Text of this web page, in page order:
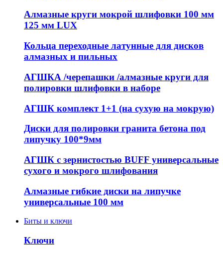
Алмазные круги мокрой шлифовки 100 мм
125 мм LUX
Кольца переходные латунные для дисков
алмазных и пильных
АГШКА /черепашки /алмазные круги для
полировки шлифовки в наборе
АГШК комплект 1+1 (на сухую на мокрую)
Диски для полировки гранита бетона под
липучку 100*9мм
АГШК с зернистостью BUFF универсальные
сухого и мокрого шлифования
Алмазные гибкие диски на липучке
универсальные 100 мм
Биты и ключи
Ключи